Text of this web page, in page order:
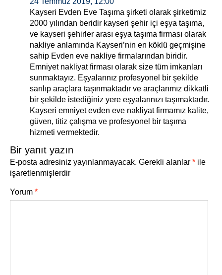
Kayseri Evden Eve Taşıma şirketi olarak şirketimiz
2000 yılından beridir kayseri şehir içi eşya taşıma,
ve kayseri şehirler arası eşya taşıma firması olarak
nakliye anlamında Kayseri’nin en köklü geçmişine
sahip Evden eve nakliye firmalarından biridir.
Emniyet nakliyat firması olarak size tüm imkanları
sunmaktayız. Eşyalarınız profesyonel bir şekilde
sarılıp araçlara taşınmaktadır ve araçlarımız dikkatli
bir şekilde istediğiniz yere eşyalarınızı taşımaktadır.
Kayseri emniyet evden eve nakliyat firmamız kalite,
güven, titiz çalışma ve profesyonel bir taşıma
hizmeti vermektedir.
Bir yanıt yazın
E-posta adresiniz yayınlanmayacak. Gerekli alanlar * ile
işaretlenmişlerdir
Yorum *